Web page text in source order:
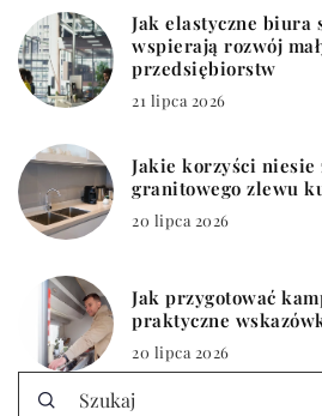
Jak elastyczne biura
wspierają rozwój
przedsiębiorstw
21 lipca 2026
Jakie korzyści niesie
granitowego zlewu
20 lipca 2026
Jak przygotować
praktyczne
20 lipca 2026